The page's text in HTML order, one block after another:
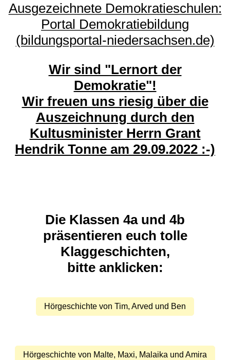
Ausgezeichnete Demokratieschulen:
Portal Demokratiebildung
(bildungsportal-niedersachsen.de)
Wir sind "Lernort der
Demokratie"!
Wir freuen uns riesig über die
Auszeichnung durch den
Kultusminister Herrn Grant
Hendrik Tonne am 29.09.2022 :-)
Die Klassen 4a und 4b
präsentieren euch tolle
Klaggeschichten,
bitte anklicken:
Hörgeschichte von Tim, Arved und Ben
Hörgeschichte von Malte, Maxi, Malaika und Amira